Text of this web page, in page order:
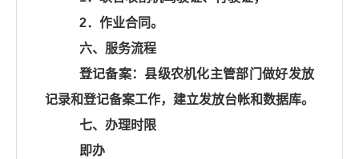
2．作业合同。
六、服务流程
登记备案：县级农机化主管部门做好发放
记录和登记备案工作，建立发放台帐和数据库。
七、办理时限
即办